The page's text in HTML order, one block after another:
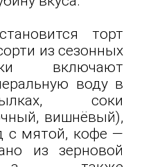
торт
из сезонных
включают
воду в
соки
вишнёвый),
с мятой, кофе —
из зерновой